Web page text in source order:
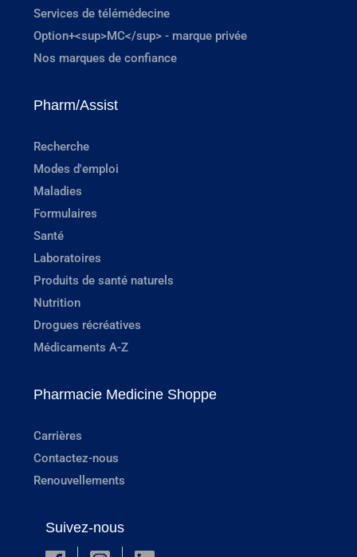
Services de télémédecine
Option+<sup>MC</sup> - marque privée
Nos marques de confiance
Pharm/Assist
Recherche
Modes d'emploi
Maladies
Formulaires
Santé
Laboratoires
Produits de santé naturels
Nutrition
Drogues récréatives
Médicaments A-Z
Pharmacie Medicine Shoppe
Carrières
Contactez-nous
Renouvellements
Suivez-nous